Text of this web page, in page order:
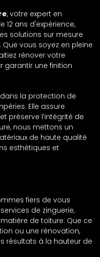
, votre expert en
12 ans d'expérience,
solutions sur mesure
vous soyez en pleine
rénover votre
garantir une finition
la protection de
Elle assure
préserve l’intégrité de
nous mettons un
de haute qualité
esthétiques et
fiers de vous
de zinguerie,
de toiture. Que ce
ou une rénovation,
résultats à la hauteur de